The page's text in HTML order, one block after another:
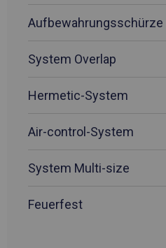
Aufbewahrungsschürze
System Overlap
Hermetic-System
Air-control-System
System Multi-size
Feuerfest